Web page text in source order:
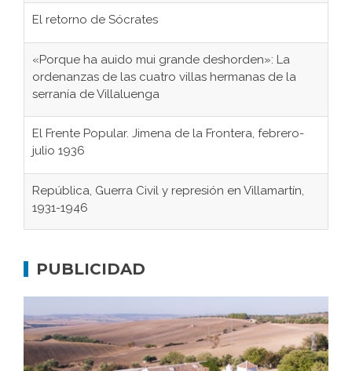
«Porque ha auido mui grande deshorden»: La
serranía de Villaluenga
El Frente Popular. Jimena de la Frontera, febrero-
República, Guerra Civil y represión en Villamartín,
Gaditanos deportados a campos de
Don Perafán de Ribera y sus fundaciones de
El Frente Popular. Ubrique, febrero-julio 1936
Juntar las letras. La alfabetización en el campo: del
PUBLICIDAD